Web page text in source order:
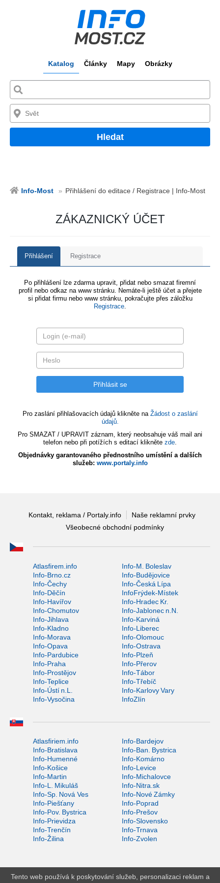
Katalog Články Mapy Obrázky
Hledat
Info-Most Přihlášení do editace / Registrace | Info-Most
ZÁKAZNICKÝ ÚČET
Přihlášení Registrace
Po přihlášení lze zdarma upravit, přidat nebo smazat firemní
profil nebo odkaz na www stránku. Nemáte-li ještě účet a přejete
si přidat firmu nebo www stránku, pokračujte přes záložku
Registrace.
Pro zaslání přihlašovacích údajů klikněte na Žádost o zaslání
údajů.
Pro SMAZAT / UPRAVIT záznam, který neobsahuje váš mail ani
telefon nebo při potížích s editací klikněte zde.
Objednávky garantovaného přednostního umístění a dalších
služeb: www.portaly.info
Kontakt, reklama / Portaly.info
Naše reklamní prvky
Všeobecné obchodní podmínky
Atlasfirem.info
Info-M. Boleslav
Info-Brno.cz
Info-Budějovice
Info-Čechy
Info-Česká Lípa
Info-Děčín
InfoFrýdek-Místek
Info-Havířov
Info-Hradec Kr.
Info-Chomutov
Info-Jablonec n.N.
Info-Jihlava
Info-Karviná
Info-Kladno
Info-Liberec
Info-Morava
Info-Olomouc
Info-Opava
Info-Ostrava
Info-Pardubice
Info-Plzeň
Info-Praha
Info-Přerov
Info-Prostějov
Info-Tábor
Info-Teplice
Info-Třebíč
Info-Ústí n.L.
Info-Karlovy Vary
Info-Vysočina
InfoZlín
Atlasfiriem.info
Info-Bardejov
Info-Bratislava
Info-Ban. Bystrica
Info-Humenné
Info-Komárno
Info-Košice
Info-Levice
Info-Martin
Info-Michalovce
Info-L. Mikuláš
Info-Nitra.sk
Info-Sp. Nová Ves
Info-Nové Zámky
Info-Piešťany
Info-Poprad
Info-Pov. Bystrica
Info-Prešov
Info-Prievidza
Info-Slovensko
Info-Trenčín
Info-Trnava
Info-Žilina
Info-Zvolen
Tento web používá k poskytování služeb, personalizaci reklam a